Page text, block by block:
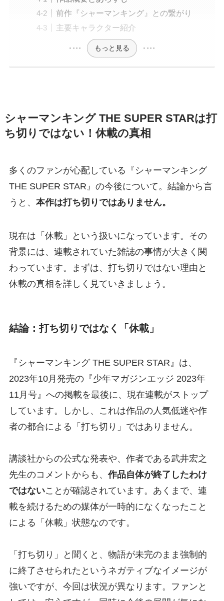
前作『シャーマンキング』との繋がり
主要キャラクター紹介
もっと見る
シャーマンキング THE SUPER STARは打
ち切りではない！休載の真相
多くのファンが心配している『シャーマンキング
THE SUPER STAR』の今後について。結論から言
うと、 本作は打ち切りではありません。
現在は「休載」という扱いになっています。その
背景には、連載されていた雑誌の事情が大きく関
わっています。まずは、打ち切りではない理由と
休載の真相を詳しく見ていきましょう。
結論：打ち切りではなく「休載」
『シャーマンキング THE SUPER STAR』は、
2023年10月発売の『少年マガジンエッジ 2023年
11月号』への掲載を最後に、現在連載がストップ
しています。しかし、これは作品の人気低迷や作
者の都合による「打ち切り」ではありません。
講談社からの公式な発表や、作者である武井宏之
先生のコメントからも、 作品自体が終了したわけ
ではないことが確認されています。あくまで、連
載を続けるための媒体が一時的になくなったこと
による「休載」状態なのです。
「打ち切り」と聞くと、物語が未完のまま強制的
に終了させられたというネガティブなイメージが
強いですが、今回は状況が異なります。ファンと